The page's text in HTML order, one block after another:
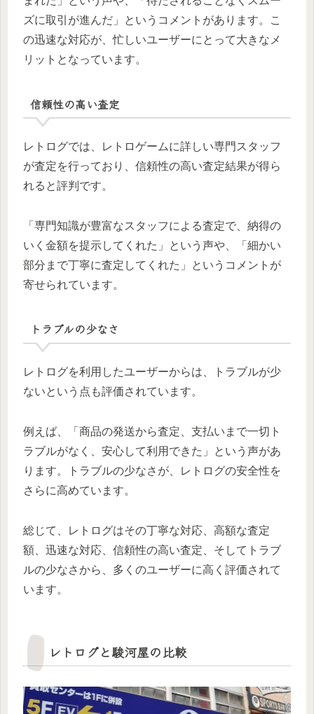
ズに取引が進んだ」というコメントがあります。こ
の迅速な対応が、忙しいユーザーにとって大きなメ
リットとなっています。
信頼性の高い査定
レトログでは、レトロゲームに詳しい専門スタッフ
が査定を行っており、信頼性の高い査定結果が得ら
れると評判です。
「専門知識が豊富なスタッフによる査定で、納得の
いく金額を提示してくれた」という声や、「細かい
部分まで丁寧に査定してくれた」というコメントが
寄せられています。
トラブルの少なさ
レトログを利用したユーザーからは、トラブルが少
ないという点も評価されています。
例えば、「商品の発送から査定、支払いまで一切ト
ラブルがなく、安心して利用できた」という声があ
ります。トラブルの少なさが、レトログの安全性を
さらに高めています。
総じて、レトログはその丁寧な対応、高額な査定
額、迅速な対応、信頼性の高い査定、そしてトラブ
ルの少なさから、多くのユーザーに高く評価されて
います。
レトログと駿河屋の比較